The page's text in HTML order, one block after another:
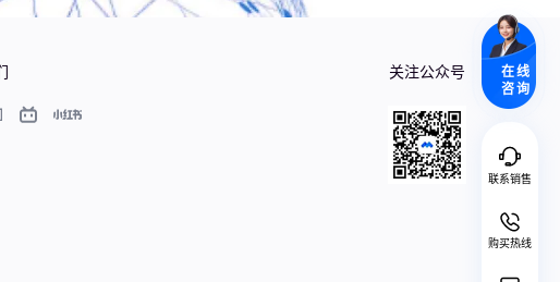
在线
咨询
联系销售
购买热线
关注公众号